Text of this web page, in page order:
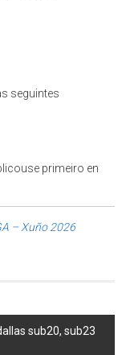
seguintes
primeiro en
– Xuño 2026
sub20, sub23